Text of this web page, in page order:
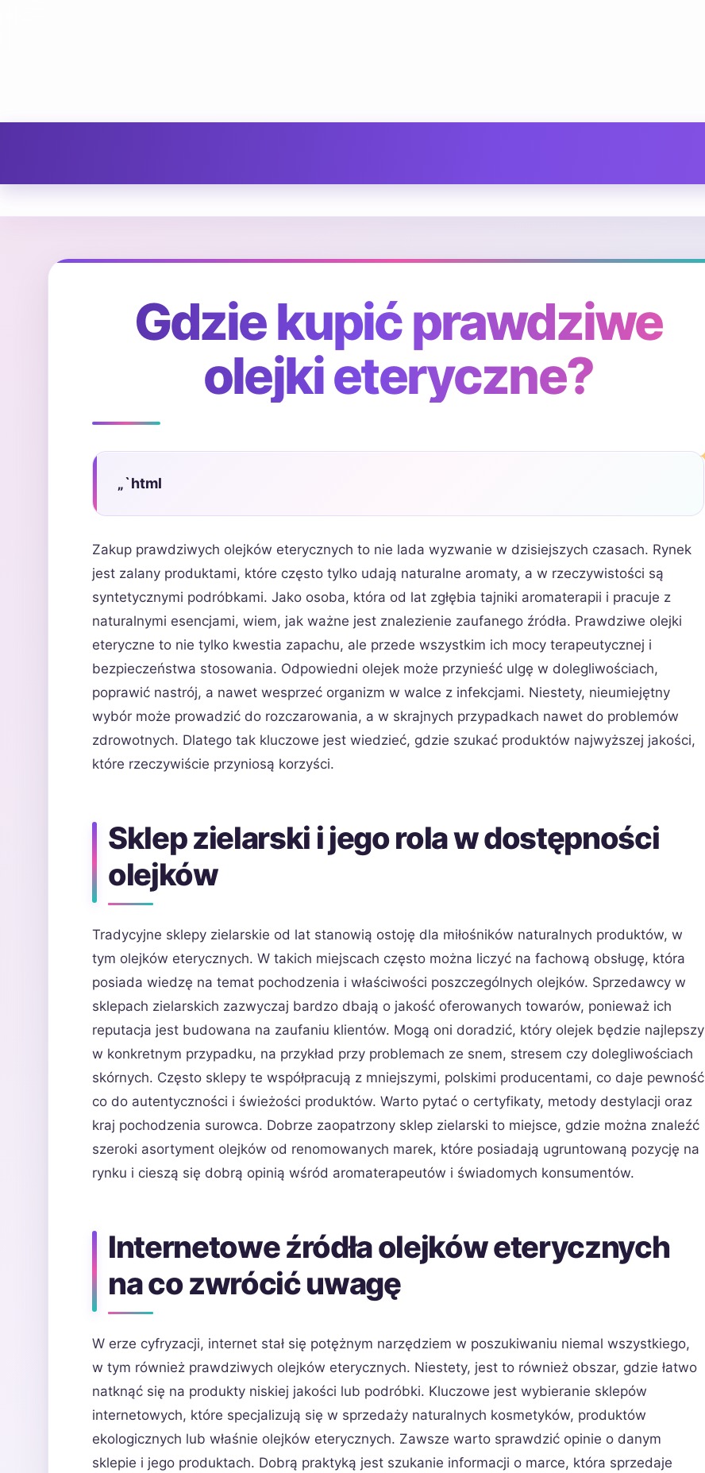
Gdzie kupić prawdziwe
olejki eteryczne?
„`html
Zakup prawdziwych olejków eterycznych to nie lada wyzwanie w dzisiejszych czasach. Rynek
jest zalany produktami, które często tylko udają naturalne aromaty, a w rzeczywistości są
syntetycznymi podróbkami. Jako osoba, która od lat zgłębia tajniki aromaterapii i pracuje z
naturalnymi esencjami, wiem, jak ważne jest znalezienie zaufanego źródła. Prawdziwe olejki
eteryczne to nie tylko kwestia zapachu, ale przede wszystkim ich mocy terapeutycznej i
bezpieczeństwa stosowania. Odpowiedni olejek może przynieść ulgę w dolegliwościach,
poprawić nastrój, a nawet wesprzeć organizm w walce z infekcjami. Niestety, nieumiejętny
wybór może prowadzić do rozczarowania, a w skrajnych przypadkach nawet do problemów
zdrowotnych. Dlatego tak kluczowe jest wiedzieć, gdzie szukać produktów najwyższej jakości,
które rzeczywiście przyniosą korzyści.
Sklep zielarski i jego rola w dostępności
olejków
Tradycyjne sklepy zielarskie od lat stanowią ostoję dla miłośników naturalnych produktów, w
tym olejków eterycznych. W takich miejscach często można liczyć na fachową obsługę, która
posiada wiedzę na temat pochodzenia i właściwości poszczególnych olejków. Sprzedawcy w
sklepach zielarskich zazwyczaj bardzo dbają o jakość oferowanych towarów, ponieważ ich
reputacja jest budowana na zaufaniu klientów. Mogą oni doradzić, który olejek będzie najlepszy
w konkretnym przypadku, na przykład przy problemach ze snem, stresem czy dolegliwościach
skórnych. Często sklepy te współpracują z mniejszymi, polskimi producentami, co daje pewność
co do autentyczności i świeżości produktów. Warto pytać o certyfikaty, metody destylacji oraz
kraj pochodzenia surowca. Dobrze zaopatrzony sklep zielarski to miejsce, gdzie można znaleźć
szeroki asortyment olejków od renomowanych marek, które posiadają ugruntowaną pozycję na
rynku i cieszą się dobrą opinią wśród aromaterapeutów i świadomych konsumentów.
Internetowe źródła olejków eterycznych
na co zwrócić uwagę
W erze cyfryzacji, internet stał się potężnym narzędziem w poszukiwaniu niemal wszystkiego,
w tym również prawdziwych olejków eterycznych. Niestety, jest to również obszar, gdzie łatwo
natknąć się na produkty niskiej jakości lub podróbki. Kluczowe jest wybieranie sklepów
internetowych, które specjalizują się w sprzedaży naturalnych kosmetyków, produktów
ekologicznych lub właśnie olejków eterycznych. Zawsze warto sprawdzić opinie o danym
sklepie i jego produktach. Dobrą praktyką jest szukanie informacji o marce, która sprzedaje